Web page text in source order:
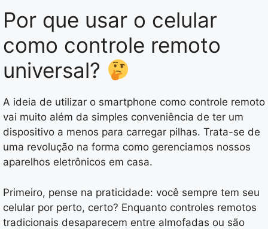
Por que usar o celular
como controle remoto
universal?
A ideia de utilizar o smartphone como controle remoto
vai muito além da simples conveniência de ter um
dispositivo a menos para carregar pilhas. Trata-se de
uma revolução na forma como gerenciamos nossos
aparelhos eletrônicos em casa.
Primeiro, pense na praticidade: você sempre tem seu
celular por perto, certo? Enquanto controles remotos
tradicionais desaparecem entre almofadas ou são